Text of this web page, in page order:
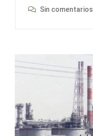
Sin comentarios